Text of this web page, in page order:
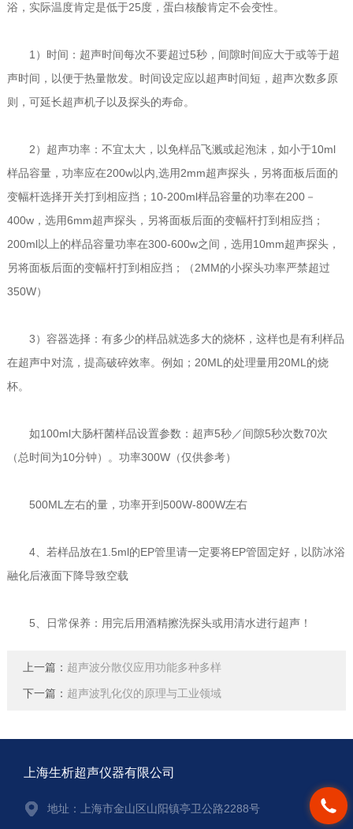
浴，实际温度肯定是低于25度，蛋白核酸肯定不会变性。
1）时间：超声时间每次不要超过5秒，间隙时间应大于或等于超
声时间，以便于热量散发。时间设定应以超声时间短，超声次数多原
则，可延长超声机子以及探头的寿命。
2）超声功率：不宜太大，以免样品飞溅或起泡沫，如小于10ml
样品容量，功率应在200w以内,选用2mm超声探头，另将面板后面的
变幅杆选择开关打到相应挡；10-200ml样品容量的功率在200－
400w，选用6mm超声探头，另将面板后面的变幅杆打到相应挡；
200ml以上的样品容量功率在300-600w之间，选用10mm超声探头，
另将面板后面的变幅杆打到相应挡；（2MM的小探头功率严禁超过
350W）
3）容器选择：有多少的样品就选多大的烧杯，这样也是有利样品
在超声中对流，提高破碎效率。例如；20ML的处理量用20ML的烧
杯。
如100ml大肠杆菌样品设置参数：超声5秒／间隙5秒次数70次
（总时间为10分钟）。功率300W（仅供参考）
500ML左右的量，功率开到500W-800W左右
4、若样品放在1.5ml的EP管里请一定要将EP管固定好，以防冰浴
融化后液面下降导致空载
5、日常保养：用完后用酒精擦洗探头或用清水进行超声！
上一篇： 超声波分散仪应用功能多种多样
下一篇： 超声波乳化仪的原理与工业领域
上海生析超声仪器有限公司
地址：上海市金山区山阳镇亭卫公路2288号